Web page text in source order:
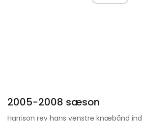
2005-2008 sæson
Harrison rev hans venstre knæbånd ind